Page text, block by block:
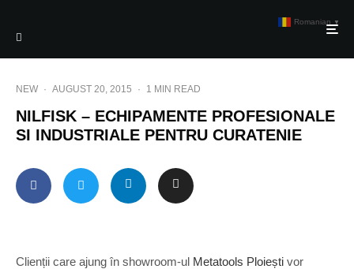
NEW · AUGUST 20, 2015 · 1 MIN READ
NILFISK – ECHIPAMENTE PROFESIONALE
SI INDUSTRIALE PENTRU CURATENIE
Clienții care ajung în showroom-ul Metatools Ploiești vor
Romanian ▼